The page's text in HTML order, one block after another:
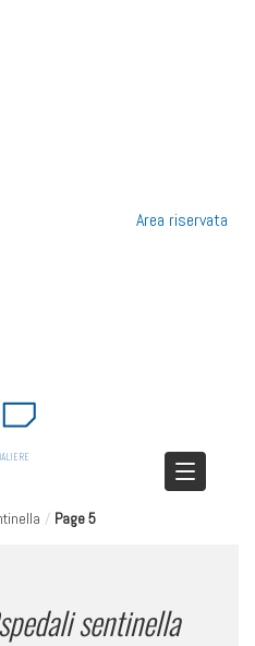
Area riservata
/ Page 5
sentinella